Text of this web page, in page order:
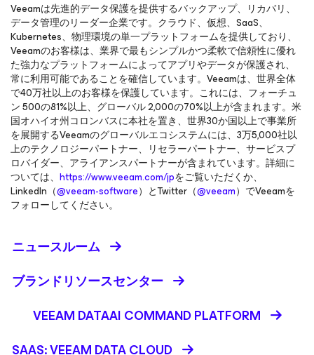
Veeamは先進的データ保護を提供するバックアップ、リカバリ、
データ管理のリーダー企業です。クラウド、仮想、SaaS、
Kubernetes、物理環境の単一プラットフォームを提供しており、
Veeamのお客様は、業界で最もシンプルかつ柔軟で信頼性に優れ
た強力なプラットフォームによってアプリやデータが保護され、
常に利用可能であることを確信しています。Veeamは、世界全体
で40万社以上のお客様を保護しています。これには、フォーチュ
ン 500の81%以上、グローバル 2,000の70%以上が含まれます。米
国オハイオ州コロンバスに本社を置き、世界30か国以上で事業所
を展開するVeeamのグローバルエコシステムには、3万5,000社以
上のテクノロジーパートナー、リセラーパートナー、サービスプ
ロバイダー、アライアンスパートナーが含まれています。詳細に
ついては、 https://www.veeam.com/jpをご覧いただくか、
LinkedIn（@veeam-software）とTwitter（@veeam）でVeeamを
フォローしてください。
ニュースルーム
ブランドリソースセンター
VEEAM DATAAI COMMAND PLATFORM
SAAS: VEEAM DATA CLOUD